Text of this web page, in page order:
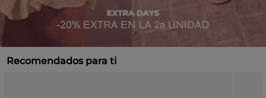
Recomendados para ti